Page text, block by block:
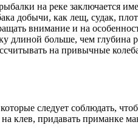
на реке заключается
добычи, как лещ, судак,
внимание и на
больше, чем глубина
на привычные
следует соблюдать,
клев, придавать приманке